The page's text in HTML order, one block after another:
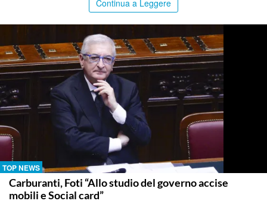
Continua a Leggere
TOP NEWS
Carburanti, Foti “Allo studio del governo accise
mobili e Social card”